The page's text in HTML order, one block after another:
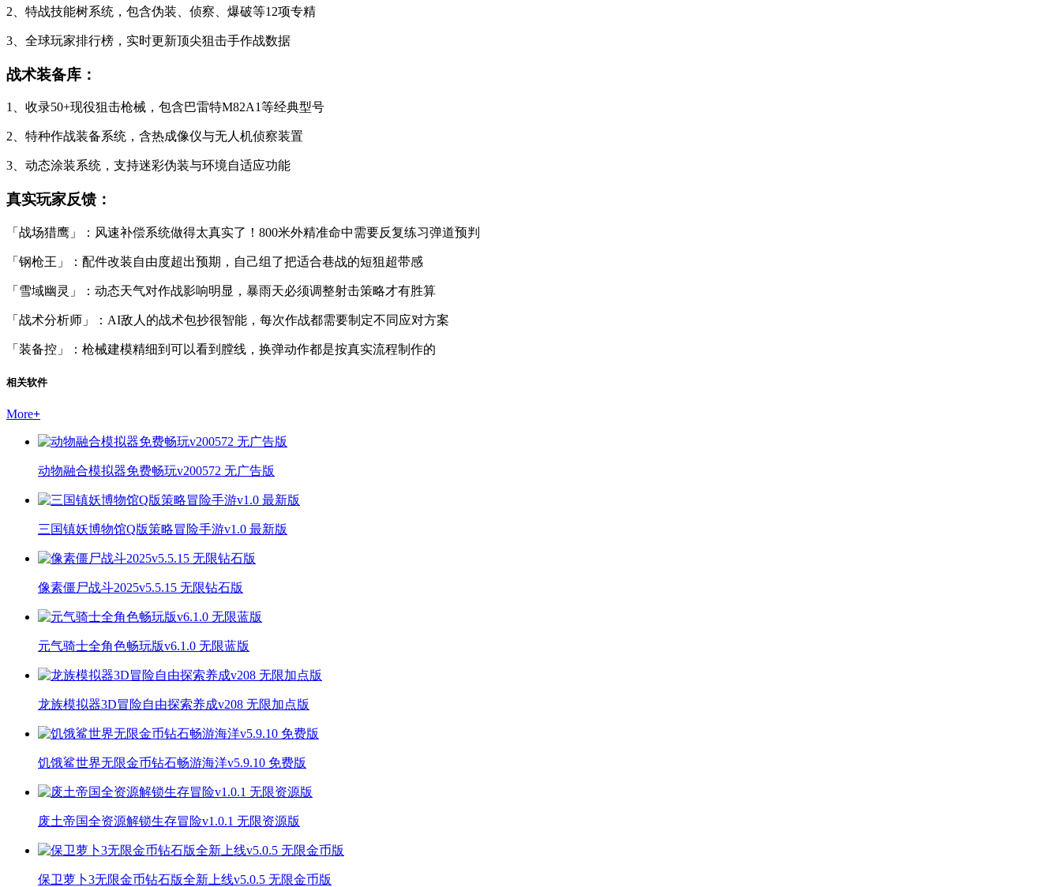
2、特战技能树系统，包含伪装、侦察、爆破等12项专精
3、全球玩家排行榜，实时更新顶尖狙击手作战数据
战术装备库：
1、收录50+现役狙击枪械，包含巴雷特M82A1等经典型号
2、特种作战装备系统，含热成像仪与无人机侦察装置
3、动态涂装系统，支持迷彩伪装与环境自适应功能
真实玩家反馈：
「战场猎鹰」：风速补偿系统做得太真实了！800米外精准命中需要反复练习弹道预判
「钢枪王」：配件改装自由度超出预期，自己组了把适合巷战的短狙超带感
「雪域幽灵」：动态天气对作战影响明显，暴雨天必须调整射击策略才有胜算
「战术分析师」：AI敌人的战术包抄很智能，每次作战都需要制定不同应对方案
「装备控」：枪械建模精细到可以看到膛线，换弹动作都是按真实流程制作的
相关软件
More+
动物融合模拟器免费畅玩v200572 无广告版
三国镇妖博物馆Q版策略冒险手游v1.0 最新版
像素僵尸战斗2025v5.5.15 无限钻石版
元气骑士全角色畅玩版v6.1.0 无限蓝版
龙族模拟器3D冒险自由探索养成v208 无限加点版
饥饿鲨世界无限金币钻石畅游海洋v5.9.10 免费版
废土帝国全资源解锁生存冒险v1.0.1 无限资源版
保卫萝卜3无限金币钻石版全新上线v5.0.5 无限金币版